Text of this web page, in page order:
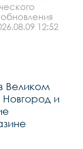
12:52
Великом
Новгород и